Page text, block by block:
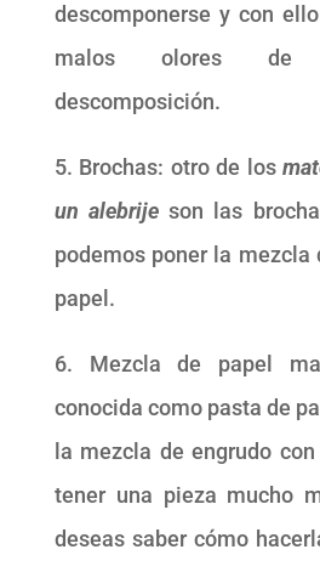
descomponerse y con
malos olores de
descomposición.
5. Brochas: otro de los
un alebrijeson las
podemos poner la mezcla
papel.
6. Mezcla de papel
conocida como pasta de
la mezcla de engrudo
tener una pieza mucho
deseas saber cómo